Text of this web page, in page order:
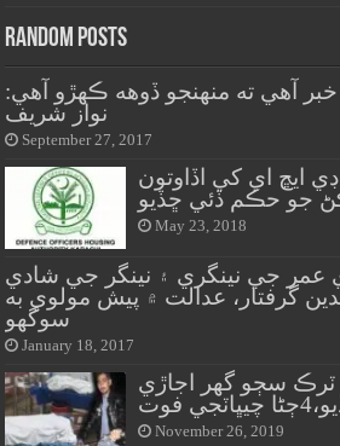
Random Posts
خبر آهي ته منهنجو ڏوهه ڪهڙو آهي:
نواز شريف
September 27, 2017
ايڇ اي کي اڏاوتون
جو حڪم ڏئي ڇڏيو
May 23, 2018
عمر جي نينگري ۽ نينگر جي شادي
گرفتار، عدالت ۾ پيش مولوي به
سوگهو
January 18, 2017
ٽرڪ سڄو گهر اجاڙي
فوت
November 26, 2019